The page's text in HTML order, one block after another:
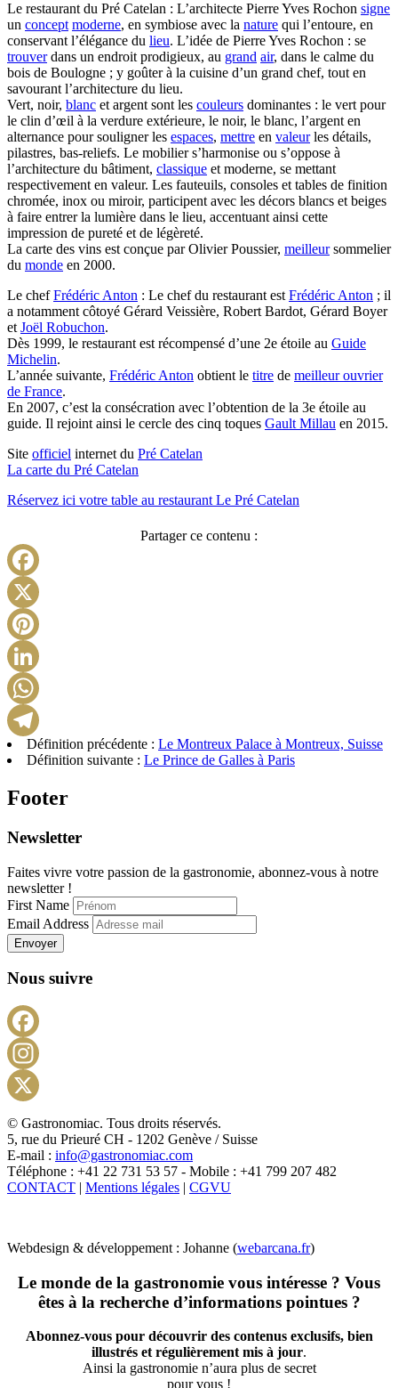
Le restaurant du Pré Catelan : L’architecte Pierre Yves Rochon signe
un concept moderne, en symbiose avec la nature qui l’entoure, en
conservant l’élégance du lieu. L’idée de Pierre Yves Rochon : se
trouverdans un endroit prodigieux, au grand air, dans le calme du
bois de Boulogne ; y goûter à la cuisine d’un grand chef, tout en
savourant l’architecture du lieu.
Vert, noir, blanc et argent sont les couleurs dominantes : le vert pour
le clin d’œil à la verdure extérieure, le noir, le blanc, l’argent en
alternance pour souligner les espaces, mettre en valeurles détails,
pilastres, bas-reliefs. Le mobilier s’harmonise ou s’oppose à
l’architecture du bâtiment, classique et moderne, se mettant
respectivement en valeur. Les fauteuils, consoles et tables de finition
chromée, inox ou miroir, participent avec les décors blancs et beiges
à faire entrer la lumière dans le lieu, accentuant ainsi cette
impression de pureté et de légèreté.
La carte des vins est conçue par Olivier Poussier, meilleursommelier
du monde en 2000.
Le chefFrédéric Anton : Le chef du restaurant est Frédéric Anton ; il
a notamment côtoyé Gérard Veissière, Robert Bardot, Gérard Boyer
et Joël Robuchon.
Dès 1999, le restaurant est récompensé d’une 2e étoile au Guide
Michelin.
L’année suivante, Frédéric Anton obtient le titre de meilleur ouvrier
de France.
En 2007, c’est la consécration avec l’obtention de la 3e étoile au
guide. Il rejoint ainsi le cercle des cinq toques Gault Millau en 2015.
Site officiel internet du Pré Catelan
La carte du Pré Catelan
Réservez ici votre table au restaurant Le Pré Catelan
Partager ce contenu :
Telegram
Définition précédente : Le Montreux Palace à Montreux, Suisse
Définition suivante : Le Prince de Galles à Paris
Footer
Newsletter
Faites vivre votre passion de la gastronomie, abonnez-vous à notre
newsletter !
First Name
Email Address
Envoyer
Nous suivre
X
© Gastronomiac. Tous droits réservés.
5, rue du Prieuré CH - 1202 Genève / Suisse
E-mail : info@gastronomiac.com
Téléphone : +41 22 731 53 57 - Mobile : +41 799 207 482
CONTACT | Mentions légales | CGVU
Webdesign & développement : Johanne (webarcana.fr)
Le monde de la gastronomie vous intéresse ? Vous
êtes à la recherche d’informations pointues ?
Abonnez-vous pour découvrir des contenus exclusifs, bien
illustrés et régulièrement mis à jour.
Ainsi la gastronomie n’aura plus de secret
pour vous !